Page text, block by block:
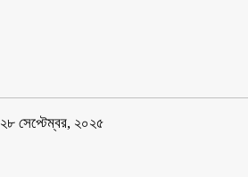
সেপ্টেম্বর, ২০২৫